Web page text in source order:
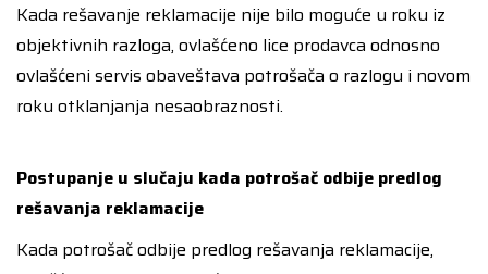
Kada rešavanje reklamacije nije bilo moguće u roku iz
objektivnih razloga, ovlašćeno lice prodavca odnosno
ovlašćeni servis obaveštava potrošača o razlogu i novom
roku otklanjanja nesaobraznosti.
Postupanje u slučaju kada potrošač odbije predlog
rešavanja reklamacije
Kada potrošač odbije predlog rešavanja reklamacije,